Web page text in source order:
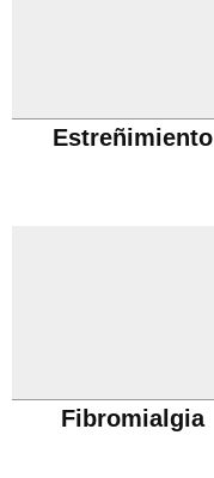
Estreñimiento
Fibromialgia